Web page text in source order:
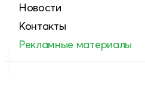
Новости
Контакты
Рекламные материалы